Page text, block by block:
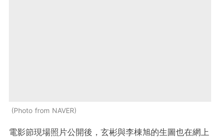
Photo from NAVER
電影節現場照片公開後，玄彬與李棟旭的生圖也在網上